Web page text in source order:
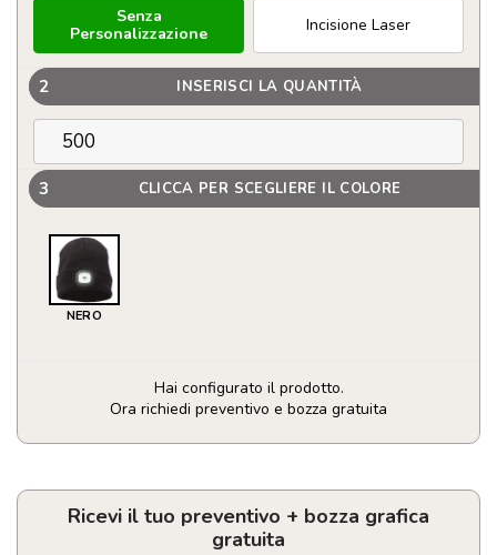
Senza
Personalizzazione
Incisione Laser
2 INSERISCI LA QUANTITÀ
3 CLICCA PER SCEGLIERE IL COLORE
NERO
Hai configurato il prodotto.
Ora richiedi preventivo e bozza gratuita
Berretto
LED
Ricevi il tuo preventivo + bozza grafica
gratuita